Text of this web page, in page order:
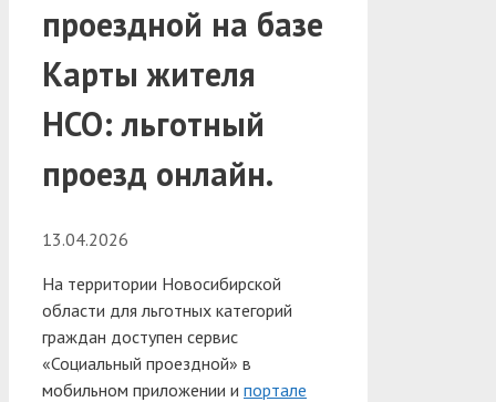
проездной на базе
Карты жителя
НСО: льготный
проезд онлайн.
13.04.2026
На территории Новосибирской
области для льготных категорий
граждан доступен сервис
«Социальный проездной» в
мобильном приложении и портале